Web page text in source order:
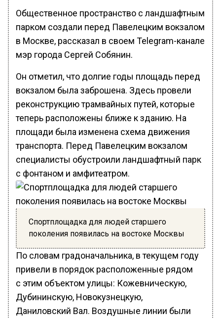
Общественное пространство с ландшафтным
парком создали перед Павелецким вокзалом
в Москве, рассказал в своем Telegram-канале
мэр города Сергей Собянин.
Он отметил, что долгие годы площадь перед
вокзалом была заброшена. Здесь провели
реконструкцию трамвайных путей, которые
теперь расположены ближе к зданию. На
площади была изменена схема движения
транспорта. Перед Павелецким вокзалом
специалисты обустроили ландшафтный парк
с фонтаном и амфитеатром.
Спортплощадка для людей старшего
поколения появилась на востоке Москвы
По словам градоначальника, в текущем году
привели в порядок расположенные рядом
с этим объектом улицы: Кожевническую,
Дубининскую, Новокузнецкую,
Даниловский Вал. Воздушные линии были